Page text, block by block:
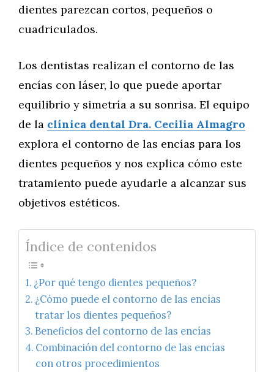
dientes parezcan cortos, pequeños o
cuadriculados.
Los dentistas realizan el contorno de las
encías con láser, lo que puede aportar
equilibrio y simetría a su sonrisa. El equipo
de la clínica dental Dra. Cecilia Almagro
explora el contorno de las encías para los
dientes pequeños y nos explica cómo este
tratamiento puede ayudarle a alcanzar sus
objetivos estéticos.
Índice de contenidos
¿Por qué tengo dientes pequeños?
¿Cómo puede el contorno de las encías
tratar los dientes pequeños?
Beneficios del contorno de las encías
Combinación del contorno de las encías
con otros procedimientos